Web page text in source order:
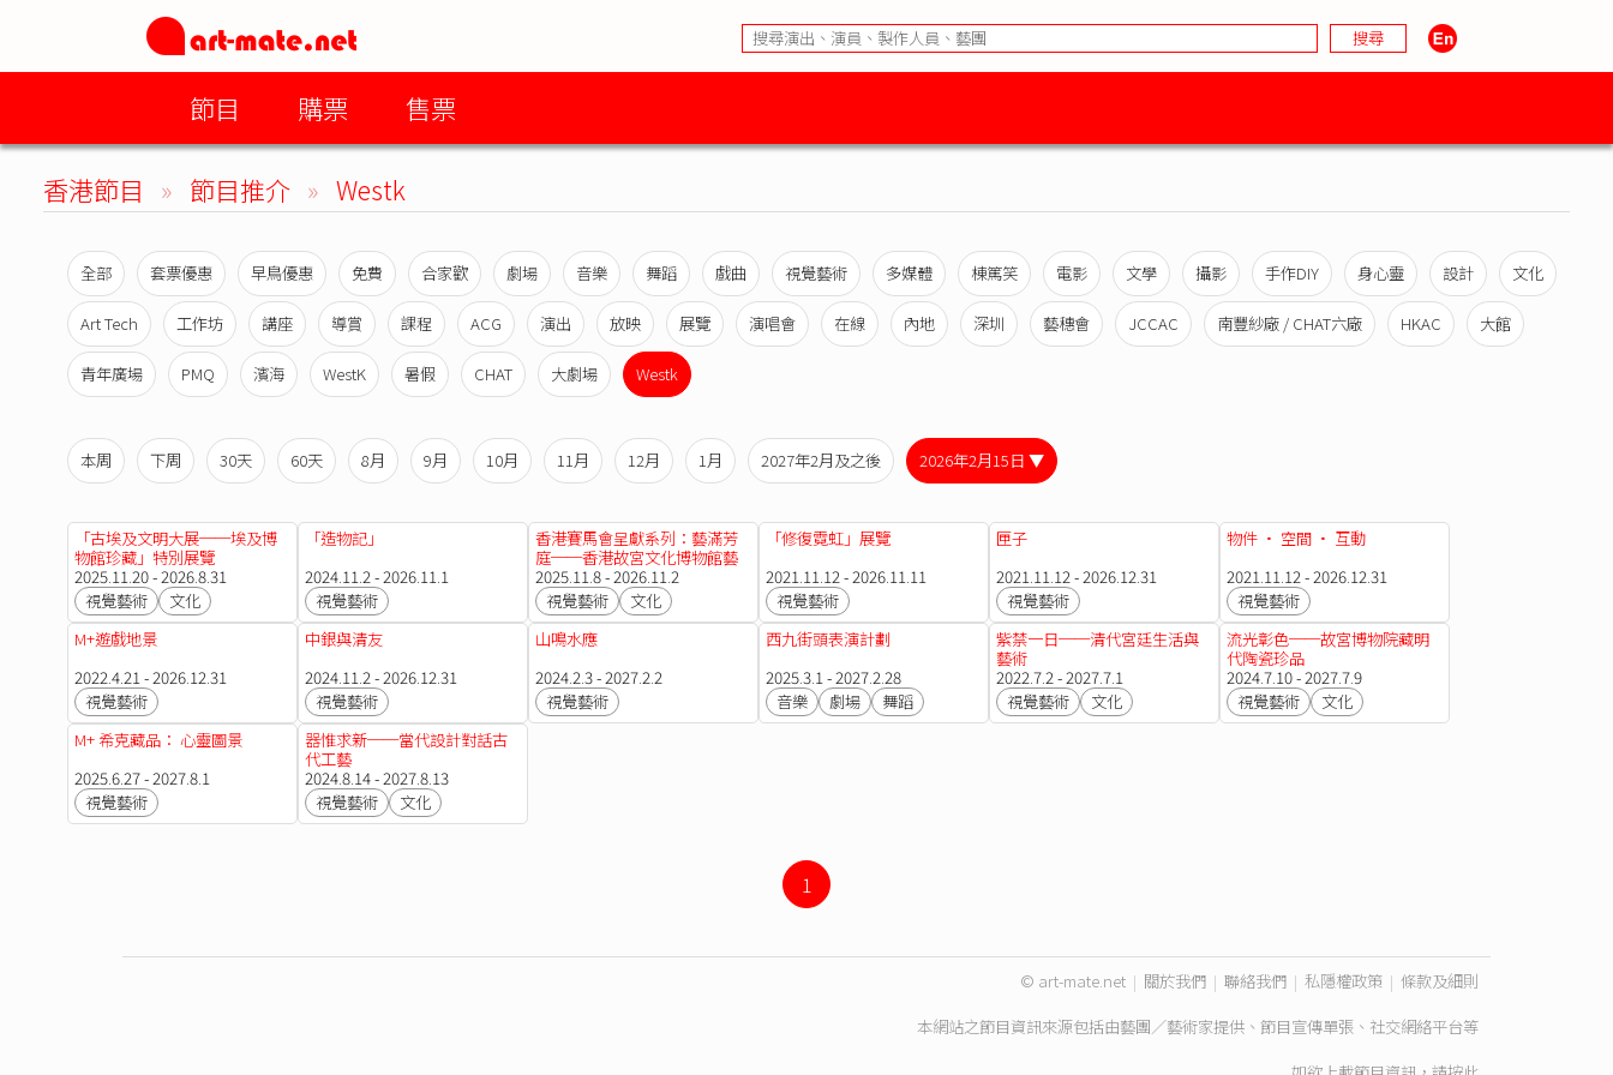
節目 購票 售票
香港節目 » 節目推介 » Westk
全部 套票優惠 早鳥優惠 免費 合家歡 劇場 音樂 舞蹈 戲曲 視覺藝術 多媒體 棟篤笑 電影 文學 攝影 手作DIY 身心靈 設計 文化
Art Tech 工作坊 講座 導賞 課程 ACG 演出 放映 展覽 演唱會 在線 內地 深圳 藝穗會 JCCAC 南豐紗廠 / CHAT六廠 HKAC 大館
青年廣場 PMQ 濱海 WestK 暑假 CHAT 大劇場 Westk
本周 下周 30天 60天 8月 9月 10月 11月 12月 1月 2027年2月及之後 2026年2月15日 ▼
「古埃及文明大展──埃及博
物館珍藏」特別展覽
2025.11.20 - 2026.8.31
視覺藝術
文化
「造物記」
2024.11.2 - 2026.11.1
視覺藝術
香港賽馬會呈獻系列：藝滿芳
庭──香港故宮文化博物館藝
術廣場計劃
2025.11.8 - 2026.11.2
視覺藝術
文化
「修復霓虹」展覽
2021.11.12 - 2026.11.11
視覺藝術
匣子
2021.11.12 - 2026.12.31
視覺藝術
物件 · 空間 · 互動
2021.11.12 - 2026.12.31
視覺藝術
M+遊戲地景
2022.4.21 - 2026.12.31
視覺藝術
中銀與清友
2024.11.2 - 2026.12.31
視覺藝術
山鳴水應
2024.2.3 - 2027.2.2
視覺藝術
西九街頭表演計劃
2025.3.1 - 2027.2.28
音樂
劇場 舞蹈
紫禁一日──清代宮廷生活與
藝術
2022.7.2 - 2027.7.1
視覺藝術
文化
流光彰色──故宮博物院藏明
代陶瓷珍品
2024.7.10 - 2027.7.9
視覺藝術
文化
M+ 希克藏品： 心靈圖景
2025.6.27 - 2027.8.1
視覺藝術
器惟求新──當代設計對話古
代工藝
2024.8.14 - 2027.8.13
視覺藝術
文化
1
© art-mate.net | 關於我們 | 聯絡我們 | 私隱權政策 | 條款及細則
本網站之節目資訊來源包括由藝團／藝術家提供、節目宣傳單張、社交網絡平台等